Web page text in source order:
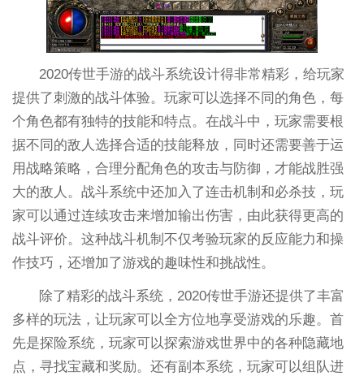
2020传世手游的战斗系统设计得非常精彩，给玩家
提供了刺激的战斗体验。玩家可以选择不同的角色，每
个角色都有独特的技能和特点。在战斗中，玩家需要根
据不同的敌人选择合适的技能释放，同时还需要善于运
用战略策略，合理分配角色的攻击与防御，才能战胜强
大的敌人。战斗系统中还加入了连击机制和必杀技，玩
家可以通过连续攻击来增加输出伤害，由此获得更高的
战斗评价。这种战斗机制不仅考验玩家的反应能力和操
作技巧，还增加了游戏的趣味性和挑战性。
除了精彩的战斗系统，2020传世手游还提供了丰富
多样的玩法，让玩家可以全方位地享受游戏的乐趣。首
先是探险系统，玩家可以探索游戏世界中的各种隐藏地
点，寻找宝藏和奖励。还有副本系统，玩家可以组队进